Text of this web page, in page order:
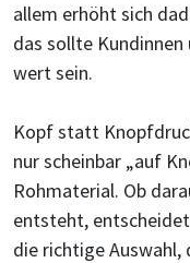
allem erhöht sich
das sollte
wert sein.
Kopf statt
nur scheinbar „auf
Rohmaterial. Ob
entsteht,
die richtige Auswahl,